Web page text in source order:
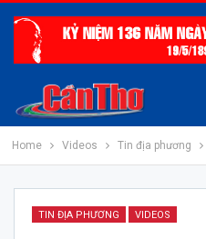
Home Videos Tin địa phương
TIN ĐỊA PHƯƠNG VIDEOS